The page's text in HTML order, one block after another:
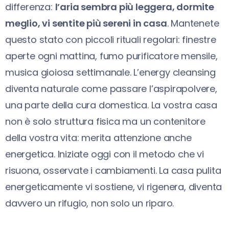
differenza: l’aria sembra più leggera, dormite
meglio, vi sentite più sereni in casa. Mantenete
questo stato con piccoli rituali regolari: finestre
aperte ogni mattina, fumo purificatore mensile,
musica gioiosa settimanale. L’energy cleansing
diventa naturale come passare l’aspirapolvere,
una parte della cura domestica. La vostra casa
non è solo struttura fisica ma un contenitore
della vostra vita: merita attenzione anche
energetica. Iniziate oggi con il metodo che vi
risuona, osservate i cambiamenti. La casa pulita
energeticamente vi sostiene, vi rigenera, diventa
davvero un rifugio, non solo un riparo.